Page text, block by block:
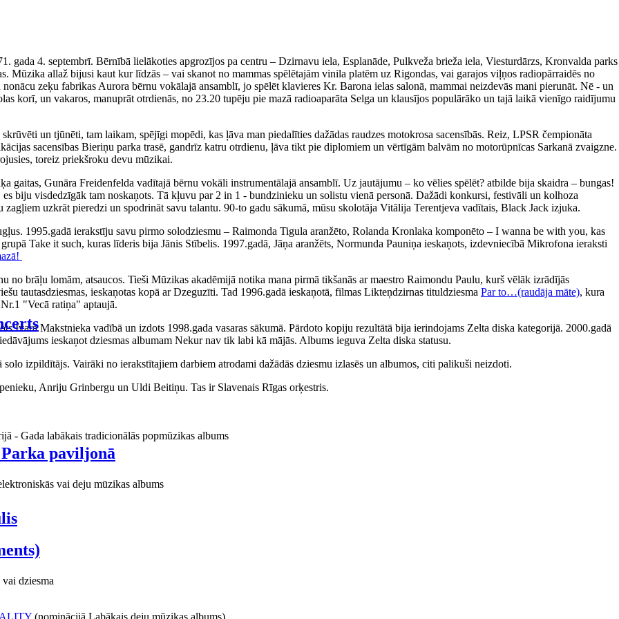
paviljonā
gada 4. septembrī. Bērnībā lielākoties apgrozījos pa centru – Dzirnavu iela, Esplanāde, Pulkveža brieža iela, Viesturdārzs, Kronvalda parks
Mūzika allaž bijusi kaut kur līdzās – vai skanot no mammas spēlētajām vinila platēm uz Rigondas, vai garajos viļņos radiopārraidēs no
zeķu fabrikas Aurora bērnu vokālajā ansamblī, jo spēlēt klavieres Kr. Barona ielas salonā, mammai neizdevās mani pierunāt. Nē - un
korī, un vakaros, manuprāt otrdienās, no 23.20 tupēju pie mazā radioaparāta Selga un klausījos populārāko un tajā laikā vienīgo raidījumu
un tjūnēti, tam laikam, spējīgi mopēdi, kas ļāva man piedalīties dažādas raudzes motokrosa sacensībās. Reiz, LPSR čempionāta
sacensības Bieriņu parka trasē, gandrīz katru otrdienu, ļāva tikt pie diplomiem un vērtīgām balvām no motorūpnīcas Sarkanā zvaigzne.
toreiz priekšroku devu mūzikai.
gaitas, Gunāra Freidenfelda vadītajā bērnu vokāli instrumentālajā ansamblī. Uz jautājumu – ko vēlies spēlēt? atbilde bija skaidra – bungas!
biju visdedzīgāk tam noskaņots. Tā kļuvu par 2 in 1 - bundzinieku un solistu vienā personā. Dažādi konkursi, festivāli un kolhoza
uzkrāt pieredzi un spodrināt savu talantu. 90-to gadu sākumā, mūsu skolotāja Vitālija Terentjeva vadītais, Black Jack izjuka.
1995.gadā ierakstīju savu pirmo solodziesmu – Raimonda Tigula aranžēto, Rolanda Kronlaka komponēto – I wanna be with you, kas
Take it such, kuras līderis bija Jānis Stībelis. 1997.gadā, Jāņa aranžēts, Normunda Pauniņa ieskaņots, izdevniecībā Mikrofona ieraksti
brāļu lomām, atsaucos. Tieši Mūzikas akadēmijā notika mana pirmā tikšanās ar maestro Raimondu Paulu, kurš vēlāk izrādījās
tautasdziesmas, ieskaņotas kopā ar Dzeguzīti. Tad 1996.gadā ieskaņotā, filmas Likteņdzirnas tituldziesma Par to…(raudāja māte), kura
"Vecā ratiņa" aptaujā.
Ivara Makstnieka vadībā un izdots 1998.gada vasaras sākumā. Pārdoto kopiju rezultātā bija ierindojams Zelta diska kategorijā. 2000.gadā
ieskaņot dziesmas albumam Nekur nav tik labi kā mājās. Albums ieguva Zelta diska statusu.
izpildītājs. Vairāki no ierakstītajiem darbiem atrodami dažādās dziesmu izlasēs un albumos, citi palikuši neizdoti.
Anriju Grinbergu un Uldi Beitiņu. Tas ir Slavenais Rīgas orķestris.
- Gada labākais tradicionālās popmūzikas albums
vai deju mūzikas albums
dziesma
(nominācijā Labākais deju mūzikas albums)